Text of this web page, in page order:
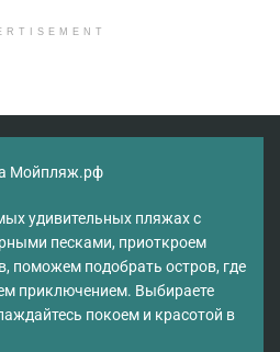
удивительных пляжах с
песками, приоткроем
поможем подобрать остров, где
приключением. Выбираете
покоем и красотой в